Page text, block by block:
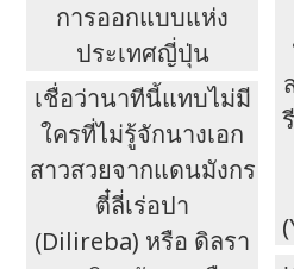
การออกแบบแห่ง
ประเทศญี่ปุ่น
เชื่อว่านาทีนี้แทบไม่มี
ใครที่ไม่รู้จักนางเอก
สาวสวยจากแดนมังกร
ตี๋ลี่เร่อปา
(Dilireba) หรือ ดิลรา